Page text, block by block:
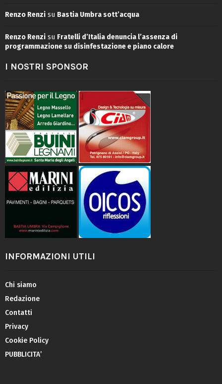
Renzo Renzi su Bastia Umbra sott’acqua
Renzo Renzi su Fratelli d’Italia denuncia l’assenza di
programmazione su disinfestazione e piano calore
I NOSTRI SPONSOR
INFORMAZIONI UTILI
Chi siamo
Redazione
Contatti
Privacy
Cookie Policy
PUBBLICITA’